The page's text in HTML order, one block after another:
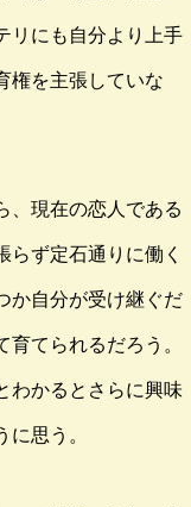
リにも自分より上手
権を主張していな
、現在の恋人である
らず定石通りに働く
か自分が受け継ぐだ
てられるだろう。
わかるとさらに興味
思う。